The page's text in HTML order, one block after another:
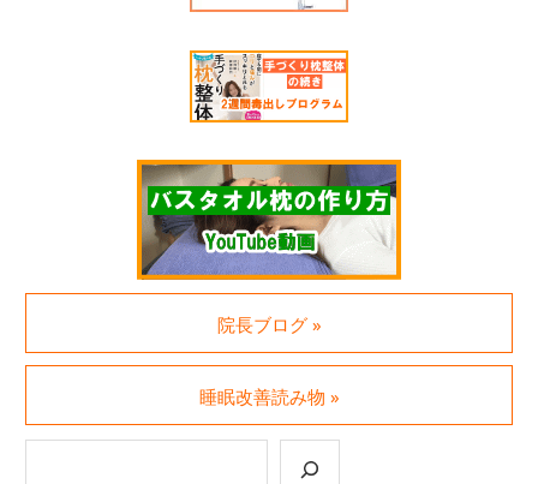
院長ブログ »
睡眠改善読み物 »